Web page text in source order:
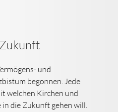
und
begonnen. Jede
welchen Kirchen und
die Zukunft gehen will.